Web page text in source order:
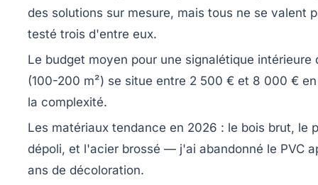
des solutions sur mesure, mais tous ne se valent
testé trois d'entre eux.
Le budget moyen pour une signalétique intérieure
(100-200 m²) se situe entre 2 500 € et 8 000 €
la complexité.
Les matériaux tendance en 2026 : le bois brut, le
dépoli, et l'acier brossé — j'ai abandonné le PVC
ans de décoloration.